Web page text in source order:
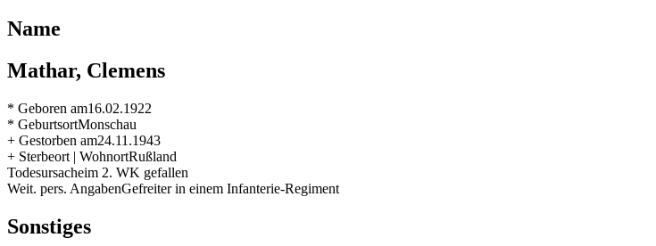
Name
Mathar, Clemens
* Geboren am16.02.1922
* GeburtsortMonschau
+ Gestorben am24.11.1943
+ Sterbeort | WohnortRußland
Todesursacheim 2. WK gefallen
Weit. pers. AngabenGefreiter in einem Infanterie-Regiment
Sonstiges